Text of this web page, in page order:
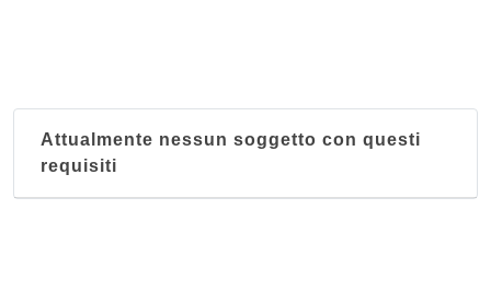
Attualmente nessun soggetto con questi
requisiti